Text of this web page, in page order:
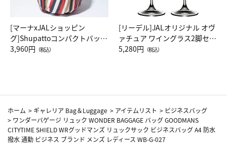
[マーナxJALショッピン
グ]Shupattoコンパクトバッグ
Drop JAL客室乗務員（LC）ス
3,960円 （税込）
[リーデル]JALオリジナル オヴ
ァチュア ワイングラス2脚セッ
ト（レッドワイン）
5,280円 （税込）
ホーム > ギャレリア Bag＆Luggage > アイテムリスト > ビジネスバッグ
> ワンダーバゲージ リュック WONDER BAGGAGE バッグ GOODMANS
CITYTIME SHIELD WRグッドマンズ リュックサック ビジネスバッグ A4 防水
撥水 通勤 ビジネス ブランド メンズ レディース WB-G-027